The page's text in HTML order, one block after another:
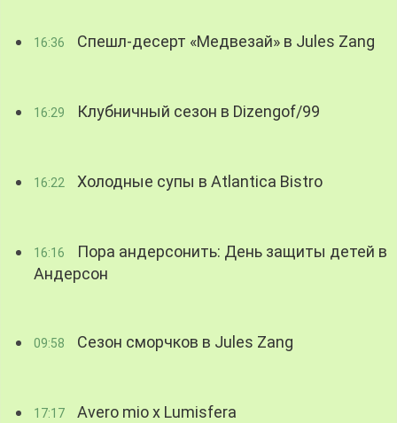
16:36 Спешл-десерт «Медвезай» в Jules Zang
16:29 Клубничный сезон в Dizengof/99
16:22 Холодные супы в Atlantica Bistro
16:16
Пора андерсонить: День защиты детей в
Андерсон
09:58 Сезон сморчков в Jules Zang
17:17 Avero mio x Lumisfera